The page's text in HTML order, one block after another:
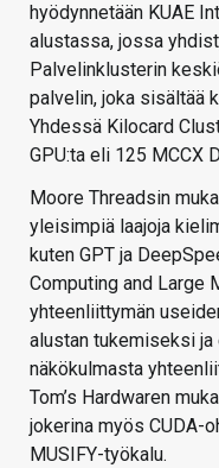
hyödynnetään KUAE
alustassa, jossa
Palvelinklusterin
palvelin, joka sisältää
Yhdessä Kilocard
GPU:ta eli 125 MCCX
Moore Threadsin
yleisimpiä laajoja
kuten GPT ja
Computing and Large
yhteenliittymän
alustan tukemiseksi
näkökulmasta
Tom’s Hardwaren
jokerina myös CUDA-
MUSIFY-työkalu.